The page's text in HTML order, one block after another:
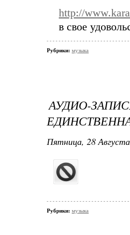
http://
в свое
Рубрики: музыка
АУДИО-
Пятница, 28
Рубрики: музыка